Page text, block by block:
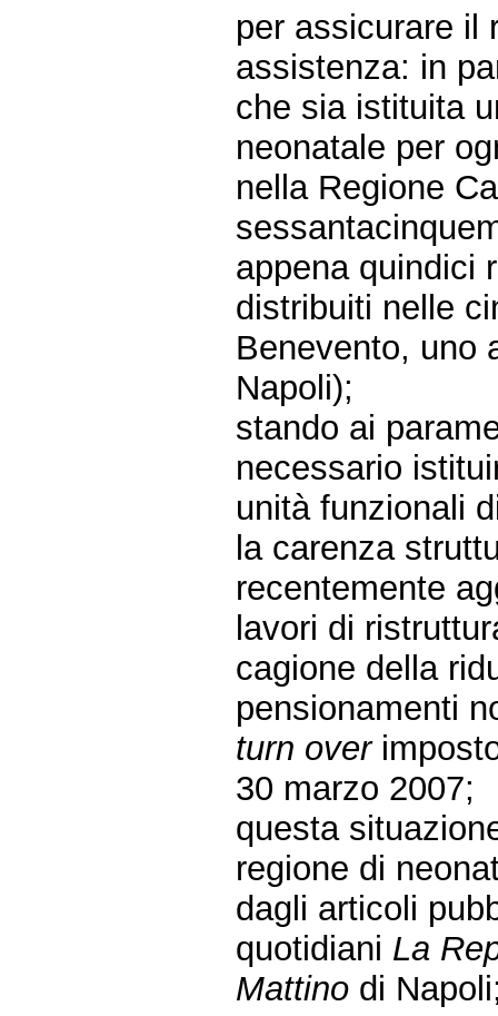
per assicurare il
assistenza: in
che sia istituita
neonatale per
nella Regione
appena quindici
distribuiti nelle
Benevento, uno
Napoli);
stando ai
necessario
unità funzionali
la carenza
recentemente
lavori di
cagione della
pensionamenti
turn over
30 marzo 2007;
questa
regione di
dagli articoli
quotidiani La
Mattino di